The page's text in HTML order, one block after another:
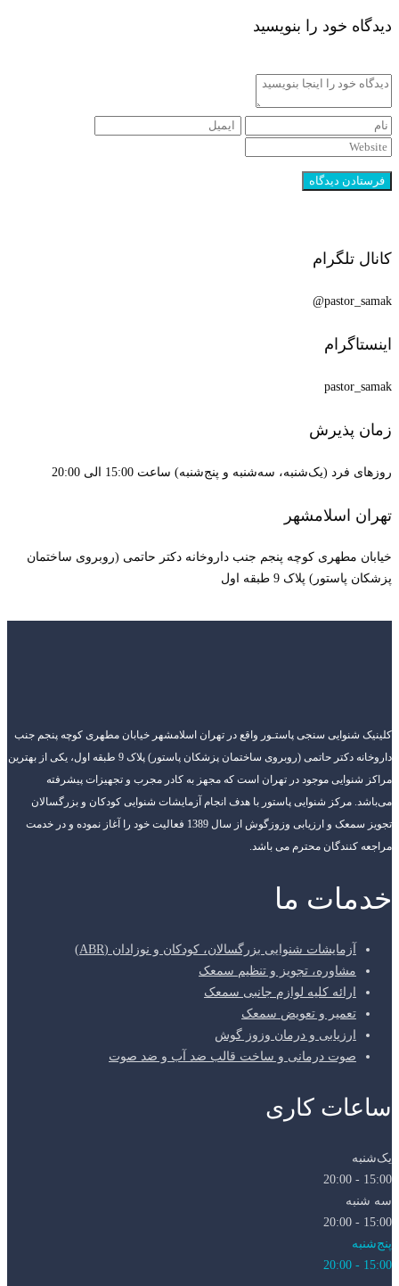
دیدگاه خود را بنویسید
کانال تلگرام
pastor_samak@
اینستاگرام
pastor_samak
زمان پذیرش
روزهای فرد (یک‌شنبه، سه‌شنبه و پنج‌شنبه) ساعت 15:00 الی 20:00
تهران اسلامشهر
خیابان مطهری کوچه پنجم جنب داروخانه دکتر حاتمی (روبروی ساختمان
پزشکان پاستور) پلاک 9 طبقه اول
کلینیک شنوایی سنجی پاستـور واقع در تهران اسلامشهر خیابان مطهری کوچه پنجم جنب
داروخانه دکتر حاتمی (روبروی ساختمان پزشکان پاستور) پلاک 9 طبقه اول، یکی از بهترین
مراکز شنوایی موجود در تهران است که مجهز به کادر مجرب و تجهیزات پیشرفته
می‌باشد. مرکز شنوایی پاستور با هدف انجام آزمایشات شنوایی کودکان و بزرگسالان
تجویز سمعک و ارزیابی وزوزگوش از سال 1389 فعالیت خود را آغاز نموده و در خدمت
مراجعه کنندگان محترم می باشد.
خدمات ما
آزمایشات شنوایی بزرگسالان، کودکان و نوزادان (ABR)
مشاوره، تجویز و تنظیم سمعک
ارائه کلیه لوازم جانبی سمعک
تعمیر و تعویض سمعک
ارزیابی و درمان وزوز گوش
صوت درمانی و ساخت قالب ضد آب و ضد صوت
ساعات کاری
یک‌شنبه
15:00 - 20:00
سه شنبه
15:00 - 20:00
پنج‌شنبه
15:00 - 20:00